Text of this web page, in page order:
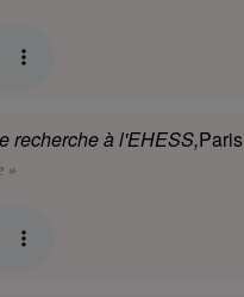
recherche à l'EHESS,Paris
»